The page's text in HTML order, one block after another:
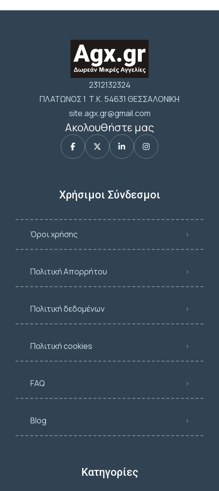
2312132324
ΠΛΑΤΩΝΟΣ 1 Τ.Κ. 54631 ΘΕΣΣΑΛΟΝΙΚΗ
site.agx.gr@gmail.com
Ακολουθήστε μας
Χρήσιμοι Σύνδεσμοι
Όροι χρήσης
Πολιτική Απορρήτου
Πολιτική δεδομένων
Πολιτική cookies
FAQ
Blog
Κατηγορίες